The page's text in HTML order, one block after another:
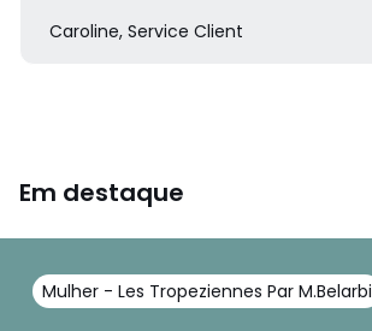
Caroline, Service Client
Em destaque
Mulher - Les Tropeziennes Par M.Belarbi